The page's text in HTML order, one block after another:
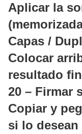
Aplicar la
Capas /
Colocar
resultado
20 – Firmar
Copiar y
si lo desean